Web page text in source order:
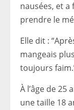
nausées, et
prendre le
Elle dit :
mangeais
toujours
À l’âge de
une taille 18